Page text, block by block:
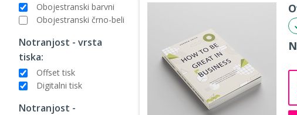
Obojestranski barvni
Obojestranski črno-beli
Notranjost - vrsta
tiska:
Offset tisk
Digitalni tisk
Notranjost -